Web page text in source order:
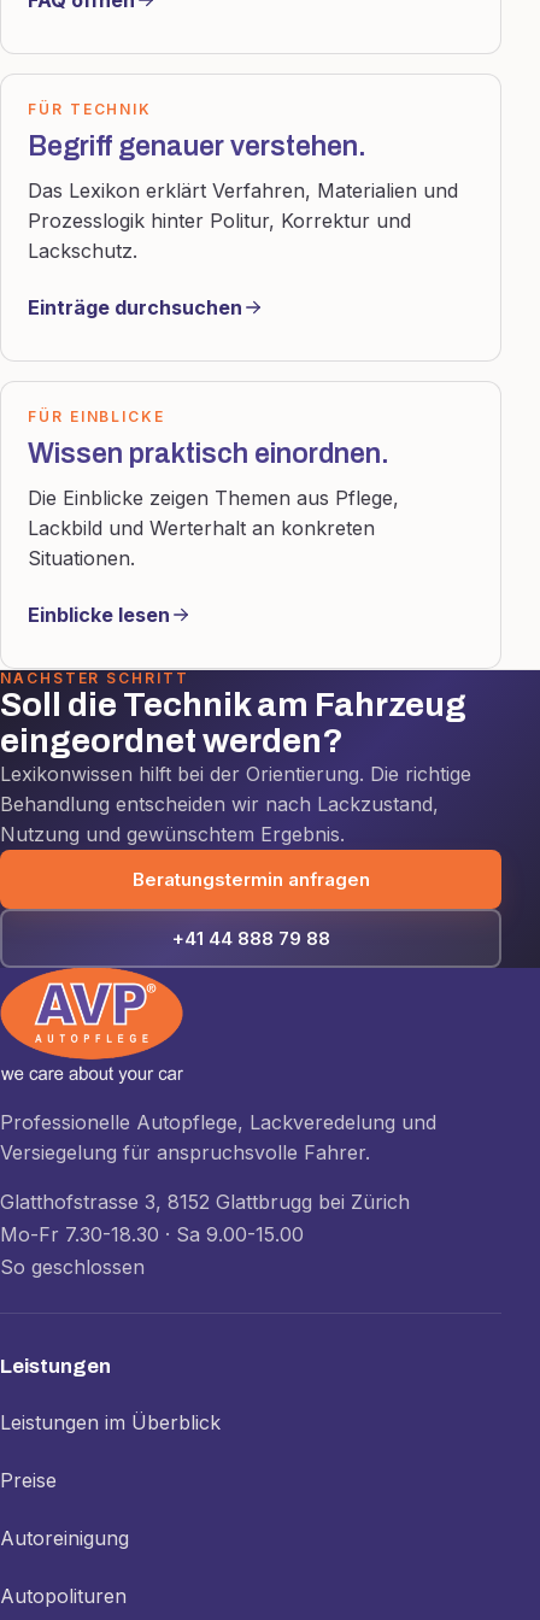
FÜR TECHNIK
Begriff genauer verstehen.
Das Lexikon erklärt Verfahren, Materialien und
Prozesslogik hinter Politur, Korrektur und
Lackschutz.
Einträge durchsuchen
FÜR EINBLICKE
Wissen praktisch einordnen.
Die Einblicke zeigen Themen aus Pflege,
Lackbild und Werterhalt an konkreten
Situationen.
Einblicke lesen
NÄCHSTER SCHRITT
Soll die Technik am Fahrzeug
eingeordnet werden?
Lexikonwissen hilft bei der Orientierung. Die richtige
Behandlung entscheiden wir nach Lackzustand,
Nutzung und gewünschtem Ergebnis.
Beratungstermin anfragen
+41 44 888 79 88
Professionelle Autopflege, Lackveredelung und
Versiegelung für anspruchsvolle Fahrer.
Glatthofstrasse 3, 8152 Glattbrugg bei Zürich
Mo-Fr 7.30-18.30 · Sa 9.00-15.00
So geschlossen
Leistungen
Leistungen im Überblick
Preise
Autoreinigung
Autopolituren